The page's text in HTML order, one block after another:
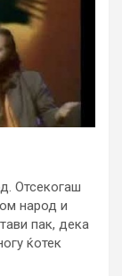
Отсекогаш
народ и
пак, дека
ќотек